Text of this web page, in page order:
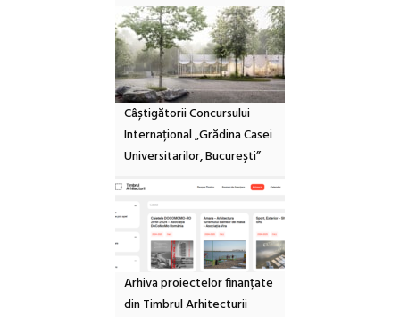
Câștigătorii Concursului
Internațional „Grădina Casei
Universitarilor, București”
Arhiva proiectelor finanțate
din Timbrul Arhitecturii